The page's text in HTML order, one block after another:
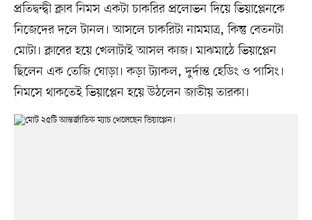
প্রতিদ্বন্দ্বী ক্লাব নিমস একটা চাকরির প্রলোভন দিয়ে ভিয়াপ্লেনকে
নিজেদের দলে টানল। আসলে চাকরিটা নামমাত্র, কিন্তু বেতনটা
মোটা। ক্লাবের হয়ে খেলাটাই আসল কাজ। মাঝমাঠে ভিয়াপ্লেন
ছিলেন এক তেজি ঘোড়া। কড়া ট্যাকল, দুর্দান্ত হেডিং ও পাসিং।
নিমসে থাকতেই ভিয়াপ্লেন হয়ে উঠলেন জাতীয় তারকা।